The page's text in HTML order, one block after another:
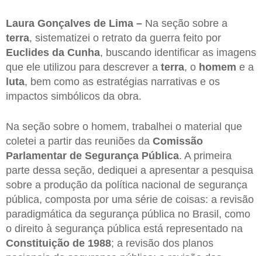
Laura Gonçalves de Lima – Na seção sobre a
terra, sistematizei o retrato da guerra feito por
Euclides da Cunha, buscando identificar as imagens
que ele utilizou para descrever a terra, o homem e a
luta, bem como as estratégias narrativas e os
impactos simbólicos da obra.
Na seção sobre o homem, trabalhei o material que
coletei a partir das reuniões da Comissão
Parlamentar de Segurança Pública. A primeira
parte dessa seção, dediquei a apresentar a pesquisa
sobre a produção da política nacional de segurança
pública, composta por uma série de coisas: a revisão
paradigmática da segurança pública no Brasil, como
o direito à segurança pública está representado na
Constituição de 1988; a revisão dos planos